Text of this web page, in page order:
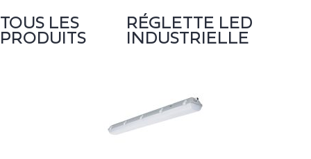
TOUS LES
PRODUITS
RÉGLETTE LED
INDUSTRIELLE